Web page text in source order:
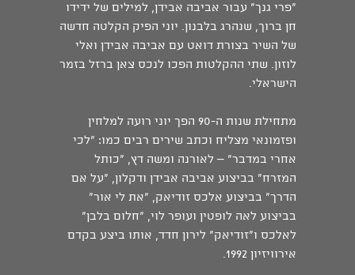
"פרי גנך" עבור אביבה אבידן, למילים של ידידו
חן ברוך, שנהרג בלבנון. יוני הפיק הקלטה חדשה
של השיר בצורת דואט עם אביבה אבידן ואלי
לוזון. שתי ההקלטות הפכו לנכס צאן ברזל בזמר
הישראלי.
מתחילת שנות ה-90 הפך יוני רועה למלחין
ופזמונאי מצליח וכתב שירים רבים כמו: "לכי
אחרי במדבר" – לאורנה ומשה דץ, "כותל
המזרח" בביצוע אביבה אבידן ודקלון, "על אם
הדרך" בביצוע אלכס זודיאק, "את לי אור"
בביצוע לאה לופטין ועופר לוי, "חלום בלבן"
לאלכס ו"זודיאק" לירון חדד, אותו ביצע בקדם
אירוויזיון 1992.